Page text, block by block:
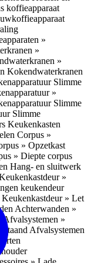
koffieapparaat
»
»
»
Kokendwaterkranen
Slimme
»
Slimme
Slimme
Keukenkasten
Corpus »
» Opzetkast
» Diepte corpus
Hang- en sluitwerk
»
keukendeur
Keukenkastdeur » Let
Achterwanden »
Afvalsystemen »
Afvalsystemen